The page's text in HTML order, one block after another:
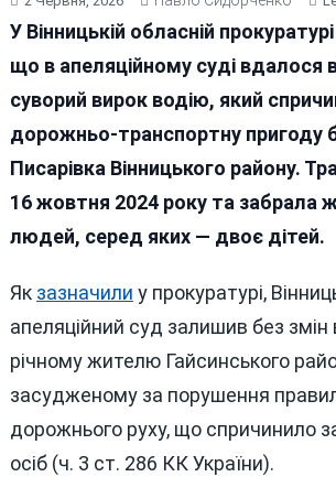
У Вінницькій обласній
що в апеляційному суді вдалося
суворий вирок водію, який
дорожньо-транспортну пригоду
Писарівка Вінницького району.
16 жовтня 2024 року та забрала
людей, серед яких — двоє дітей.
Як зазначили у прокуратурі,
апеляційний суд залишив без змін
річному жителю Гайсинського
засудженому за порушення
дорожнього руху, що спричинило
осіб (ч. 3 ст. 286 КК України).